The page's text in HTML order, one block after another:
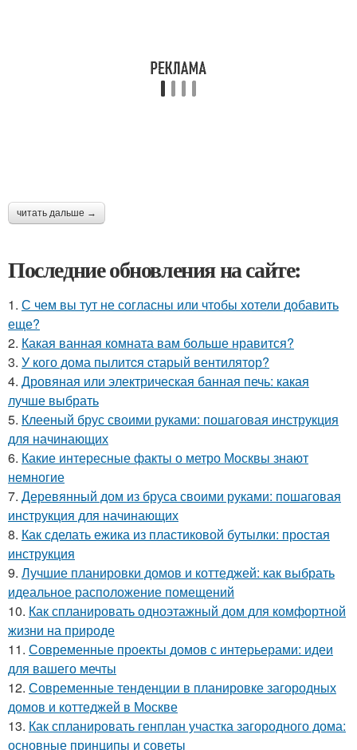
читать дальше →
Последние обновления на сайте:
1. С чем вы тут не согласны или чтобы хотели добавить
еще?
2. Какая ванная комната вам больше нравится?
3. У кого дома пылитcя cтарый вентилятор?
4. Дровяная или электрическая банная печь: какая
лучше выбрать
5. Клееный брус своими руками: пошаговая инструкция
для начинающих
6. Какие интересные факты о метро Москвы знают
немногие
7. Деревянный дом из бруса своими руками: пошаговая
инструкция для начинающих
8. Как сделать ежика из пластиковой бутылки: простая
инструкция
9. Лучшие планировки домов и коттеджей: как выбрать
идеальное расположение помещений
10. Как спланировать одноэтажный дом для комфортной
жизни на природе
11. Современные проекты домов с интерьерами: идеи
для вашего мечты
12. Современные тенденции в планировке загородных
домов и коттеджей в Москве
13. Как спланировать генплан участка загородного дома:
основные принципы и советы